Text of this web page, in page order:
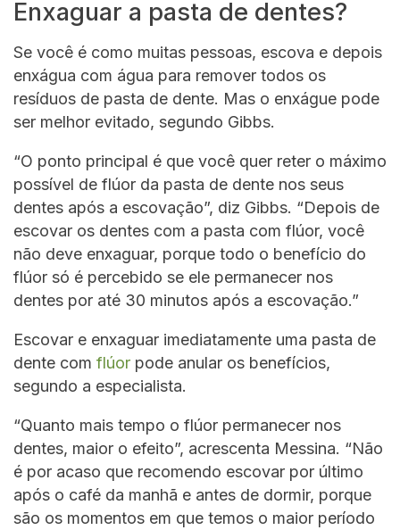
Enxaguar a pasta de dentes?
Se você é como muitas pessoas, escova e depois
enxágua com água para remover todos os
resíduos de pasta de dente. Mas o enxágue pode
ser melhor evitado, segundo Gibbs.
“O ponto principal é que você quer reter o máximo
possível de flúor da pasta de dente nos seus
dentes após a escovação”, diz Gibbs. “Depois de
escovar os dentes com a pasta com flúor, você
não deve enxaguar, porque todo o benefício do
flúor só é percebido se ele permanecer nos
dentes por até 30 minutos após a escovação.”
Escovar e enxaguar imediatamente uma pasta de
dente com flúor pode anular os benefícios,
segundo a especialista.
“Quanto mais tempo o flúor permanecer nos
dentes, maior o efeito”, acrescenta Messina. “Não
é por acaso que recomendo escovar por último
após o café da manhã e antes de dormir, porque
são os momentos em que temos o maior período